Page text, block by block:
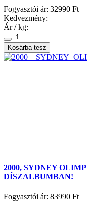
Fogyasztói ár: 32990 Ft
Kedvezmény:
Ár / kg:
2000, SYDNEY
DÍSZALBUMBAN!
Fogyasztói ár: 83990 Ft